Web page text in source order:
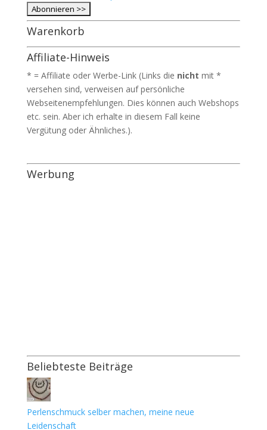
Warenkorb
Affiliate-Hinweis
* = Affiliate oder Werbe-Link (Links die nicht mit *
versehen sind, verweisen auf persönliche
Webseitenempfehlungen. Dies können auch Webshops
etc. sein. Aber ich erhalte in diesem Fall keine
Vergütung oder Ähnliches.).
Werbung
Beliebteste Beiträge
Perlenschmuck selber machen, meine neue
Leidenschaft